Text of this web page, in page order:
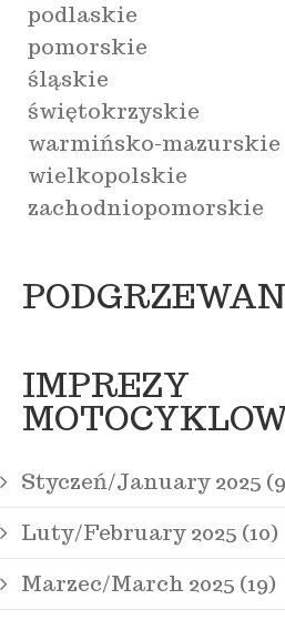
podlaskie
pomorskie
śląskie
świętokrzyskie
warmińsko-mazurskie
wielkopolskie
zachodniopomorskie
IMPREZY
Styczeń/January 2025
Luty/February 2025 (10)
Marzec/March 2025 (19)